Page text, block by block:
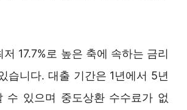
17.7%로 높은 축에 속하는 금리
습니다. 대출 기간은 1년에서 5년
수 있으며 중도상환 수수료가 없